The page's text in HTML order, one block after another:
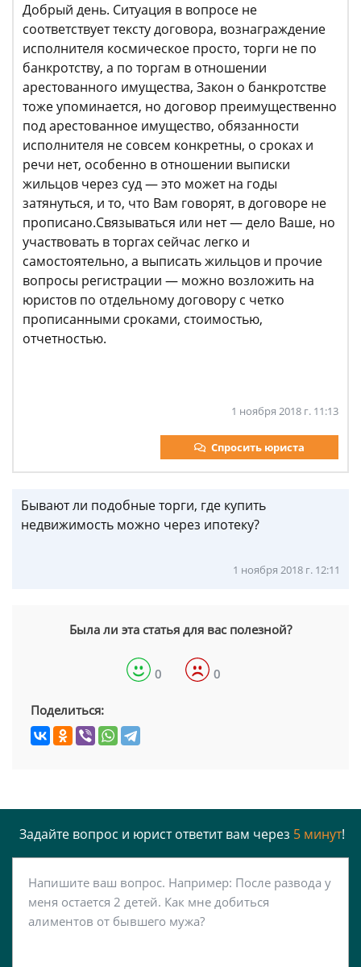
Добрый день. Ситуация в вопросе не
соответствует тексту договора, вознаграждение
исполнителя космическое просто, торги не по
банкротству, а по торгам в отношении
арестованного имущества, Закон о банкротстве
тоже упоминается, но договор преимущественно
под арестованное имущество, обязанности
исполнителя не совсем конкретны, о сроках и
речи нет, особенно в отношении выписки
жильцов через суд — это может на годы
затянуться, и то, что Вам говорят, в договоре не
прописано.Связываться или нет — дело Ваше, но
участвовать в торгах сейчас легко и
самостоятельно, а выписать жильцов и прочие
вопросы регистрации — можно возложить на
юристов по отдельному договору с четко
прописанными сроками, стоимостью,
отчетностью.
1 ноября 2018 г. 11:13
Спросить юриста
Бывают ли подобные торги, где купить
недвижимость можно через ипотеку?
1 ноября 2018 г. 12:11
Была ли эта статья для вас полезной?
0 0
Поделиться:
Задайте вопрос и юрист ответит вам через 5 минут!